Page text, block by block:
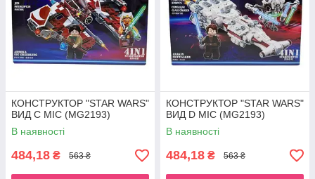
КОНСТРУКТОР "STAR WARS"
ВИД C МІС (MG2193)
В наявності
484,18 ₴ 563 ₴
КОНСТРУКТОР "STAR WARS"
ВИД D МІС (MG2193)
В наявності
484,18 ₴ 563 ₴